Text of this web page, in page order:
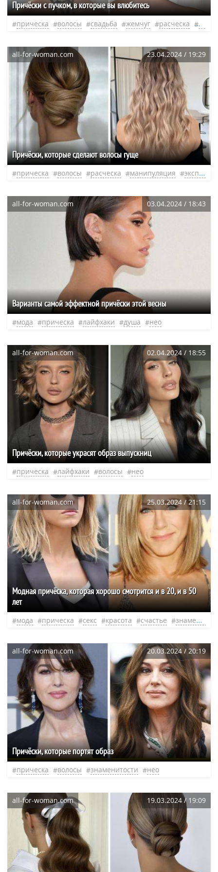
Причёски с пучком, в которые вы влюбитесь
прическа волосы свадьба жемчуг расческа душа
all-for-woman.com 23.04.2024 / 19:29
Причёски, которые сделают волосы гуще
прическа волосы расческа манипуляция эксперт
all-for-woman.com 03.04.2024 / 18:43
Варианты самой эффектной причёски этой весны
мода прическа лайфхаки душа нео
all-for-woman.com 02.04.2024 / 18:55
Причёски, которые украсят образ выпускниц
прическа лайфхаки волосы нео
all-for-woman.com 25.03.2024 / 21:15
Модная причёска, которая хорошо смотрится и в 20, и в 50
лет
мода прическа секс красота счастье знаменитости
all-for-woman.com 20.03.2024 / 20:19
Причёски, которые портят образ
прическа волосы знаменитости нео
all-for-woman.com 19.03.2024 / 19:09